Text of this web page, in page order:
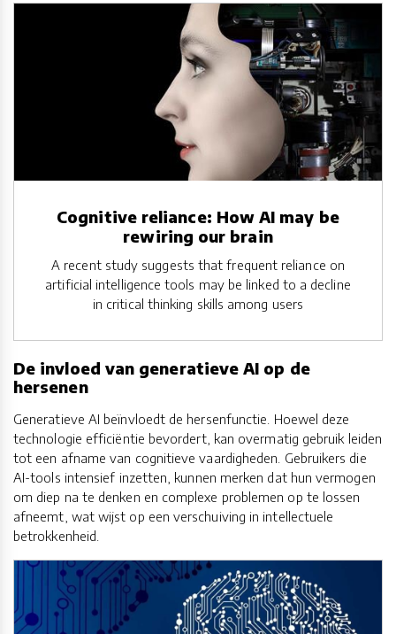
Cognitive reliance: How AI may be
rewiring our brain
A recent study suggests that frequent reliance on
artificial intelligence tools may be linked to a decline
in critical thinking skills among users
De invloed van generatieve AI op de
hersenen
Generatieve AI beïnvloedt de hersenfunctie. Hoewel deze
technologie efficiëntie bevordert, kan overmatig gebruik leiden
tot een afname van cognitieve vaardigheden. Gebruikers die
AI-tools intensief inzetten, kunnen merken dat hun vermogen
om diep na te denken en complexe problemen op te lossen
afneemt, wat wijst op een verschuiving in intellectuele
betrokkenheid.